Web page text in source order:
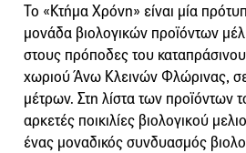
Το «Κτήμα Χρόνη» είναι μία
μονάδα βιολογικών προϊόντων
στους πρόποδες του
χωριού Άνω Κλεινών Φλώρινας,
μέτρων. Στη λίστα των προϊόντων
αρκετές ποικιλίες βιολογικού
ένας μοναδικός συνδυασμός